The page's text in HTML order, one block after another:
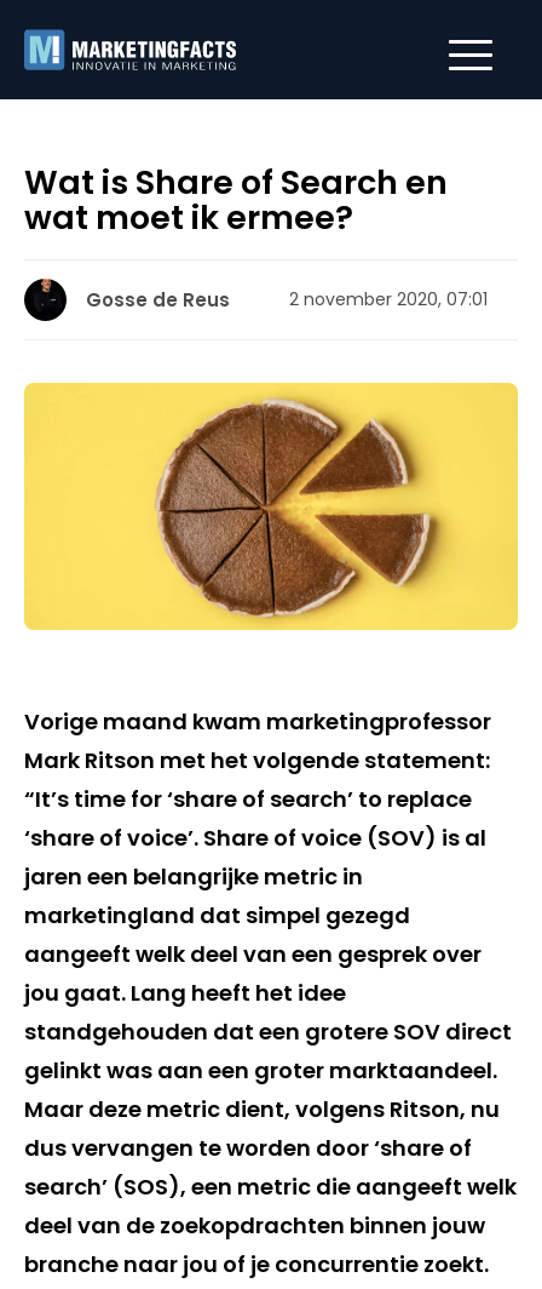
Wat is Share of Search en
wat moet ik ermee?
Gosse de Reus 2 november 2020, 07:01
Vorige maand kwam marketingprofessor
Mark Ritson met het volgende statement:
“It’s time for ‘share of search’ to replace
‘share of voice’. Share of voice (SOV) is al
jaren een belangrijke metric in
marketingland dat simpel gezegd
aangeeft welk deel van een gesprek over
jou gaat. Lang heeft het idee
standgehouden dat een grotere SOV direct
gelinkt was aan een groter marktaandeel.
Maar deze metric dient, volgens Ritson, nu
dus vervangen te worden door ‘share of
search’ (SOS), een metric die aangeeft welk
deel van de zoekopdrachten binnen jouw
branche naar jou of je concurrentie zoekt.